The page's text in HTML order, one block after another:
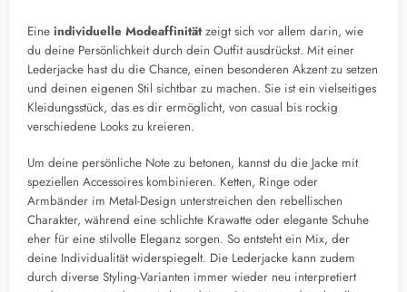
Eine individuelle Modeaffinitätzeigt sich vor allem darin, wie
du deine Persönlichkeit durch dein Outfit ausdrückst. Mit einer
Lederjacke hast du die Chance, einen besonderen Akzent zu setzen
und deinen eigenen Stil sichtbar zu machen. Sie ist ein vielseitiges
Kleidungsstück, das es dir ermöglicht, von casual bis rockig
verschiedene Looks zu kreieren.
Um deine persönliche Note zu betonen, kannst du die Jacke mit
speziellen Accessoires kombinieren. Ketten, Ringe oder
Armbänder im Metal-Design unterstreichen den rebellischen
Charakter, während eine schlichte Krawatte oder elegante Schuhe
eher für eine stilvolle Eleganz sorgen. So entsteht ein Mix, der
deine Individualität widerspiegelt. Die Lederjacke kann zudem
durch diverse Styling-Varianten immer wieder neu interpretiert